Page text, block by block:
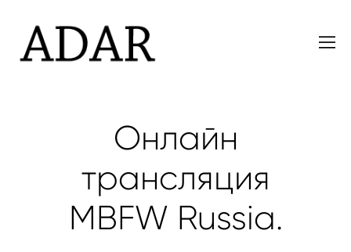
Онлайн
трансляция
MBFW Russia.